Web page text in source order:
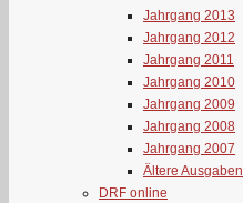
Jahrgang 2013
Jahrgang 2012
Jahrgang 2011
Jahrgang 2010
Jahrgang 2009
Jahrgang 2008
Jahrgang 2007
Ältere Ausgaben
DRF online